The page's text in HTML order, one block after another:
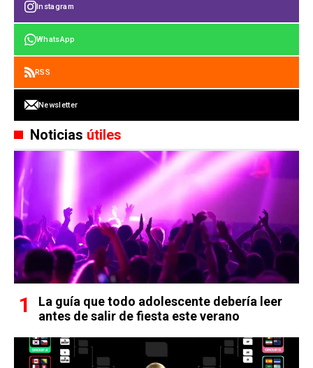
Instagram
WhatsApp
RSS
Newsletter
Noticias útiles
La guía que todo adolescente debería leer
antes de salir de fiesta este verano